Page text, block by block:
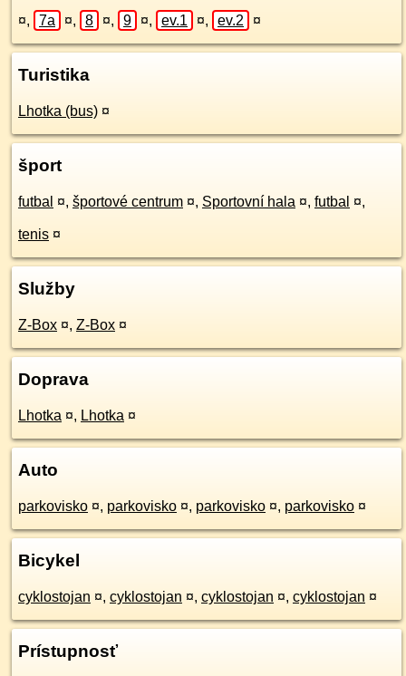
¤, 7a ¤, 8 ¤, 9 ¤, ev.1 ¤, ev.2 ¤
Turistika
Lhotka (bus) ¤
šport
futbal ¤, športové centrum ¤, Sportovní hala ¤, futbal ¤,
tenis ¤
Služby
Z-Box ¤, Z-Box ¤
Doprava
Lhotka ¤, Lhotka ¤
Auto
parkovisko ¤, parkovisko ¤, parkovisko ¤, parkovisko ¤
Bicykel
cyklostojan ¤, cyklostojan ¤, cyklostojan ¤, cyklostojan ¤
Prístupnosť